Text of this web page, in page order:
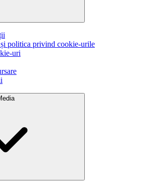
politica privind cookie-urile
uri